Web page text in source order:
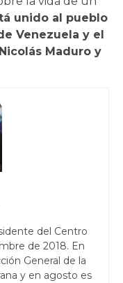
unido al pueblo
Venezuela y el
Maduro y
del Centro
de 2018. En
General de la
y en agosto es